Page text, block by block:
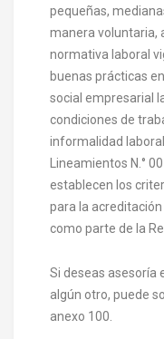
pequeñas,
manera voluntaria,
normativa laboral
buenas prácticas
social empresarial
condiciones de
informalidad
Lineamientos N.°
establecen los
para la
como parte de la
Si deseas asesoría
algún otro, puede
anexo 100.